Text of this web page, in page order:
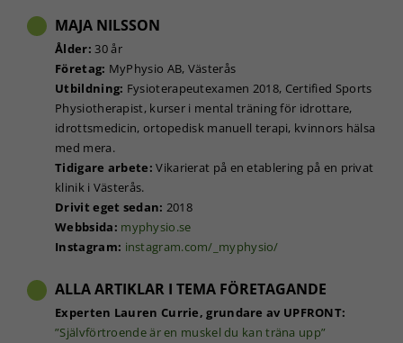
MAJA NILSSON
Ålder: 30 år
Företag: MyPhysio AB, Västerås
Utbildning: Fysioterapeutexamen 2018, Certified Sports
Physiotherapist, kurser i mental träning för idrottare,
idrottsmedicin, ortopedisk manuell terapi, kvinnors hälsa
med mera.
Tidigare arbete: Vikarierat på en etablering på en privat
klinik i Västerås.
Drivit eget sedan: 2018
Webbsida: myphysio.se
Instagram: instagram.com/_myphysio/
ALLA ARTIKLAR I TEMA FÖRETAGANDE
Experten Lauren Currie, grundare av UPFRONT:
”Självförtroende är en muskel du kan träna upp”